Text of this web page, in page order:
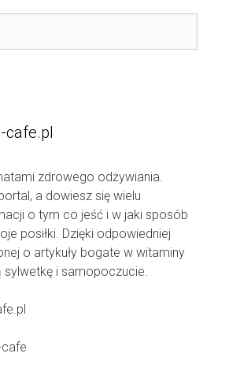
cafe.pl
zdrowego odżywiania.
a dowiesz się wielu
o tym co jeść i w jaki sposób
posiłki. Dzięki odpowiedniej
o artykuły bogate w witaminy
sylwetkę i samopoczucie.